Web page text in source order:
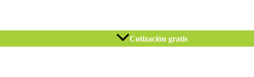
Cotización gratis